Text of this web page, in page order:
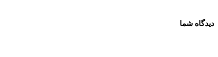
دیدگاه شما